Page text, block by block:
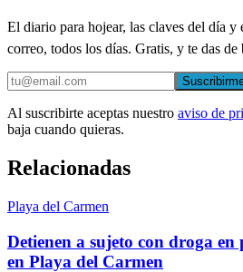
El diario para hojear, las claves del día
correo, todos los días. Gratis, y te das
Al suscribirte aceptas nuestro aviso de
baja cuando quieras.
Relacionadas
Playa del Carmen
Detienen a sujeto con droga en
en Playa del Carmen